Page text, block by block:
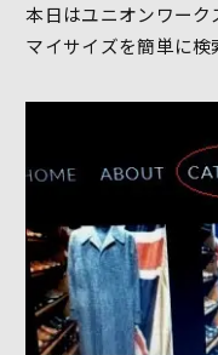
本日はユニオンワーク
マイサイズを簡単に検